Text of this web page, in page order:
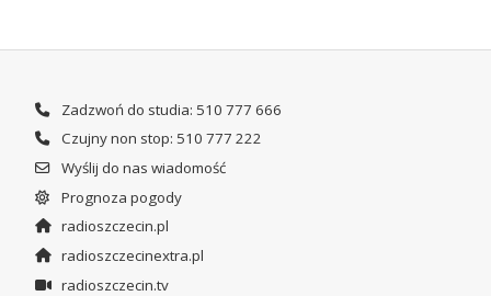
Zadzwoń do studia: 510 777 666
Czujny non stop: 510 777 222
Wyślij do nas wiadomość
Prognoza pogody
radioszczecin.pl
radioszczecinextra.pl
radioszczecin.tv